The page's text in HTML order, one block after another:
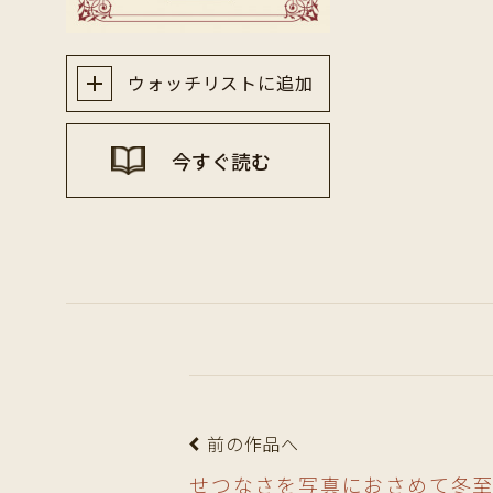
ウォッチリストに追加
今すぐ読む
前の作品へ
せつなさを写真におさめて冬